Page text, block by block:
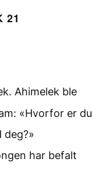
21
Ahimelek ble
«Hvorfor er du
deg?»
har befalt